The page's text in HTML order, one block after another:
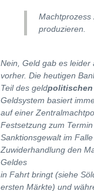
Machtprozess
produzieren.
Nein, Geld gab es leider
vorher. Die heutigen
Teil des geldpolitischen
Geldsystem basiert
auf einer
Festsetzung zum
Sanktionsgewalt im
Zuwiderhandlung den
Geldes
in Fahrt bringt (siehe
ersten Märkte) und